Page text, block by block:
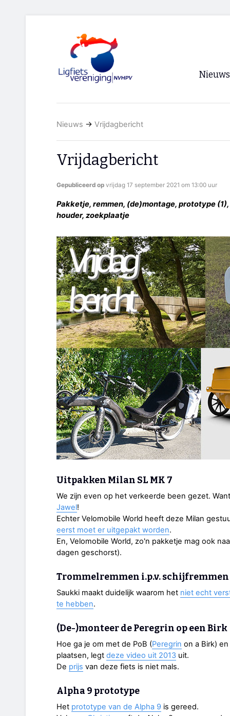
Nieuws
Nieuws → Vrijdagbericht
Vrijdagbericht
Gepubliceerd op vrijdag 17 september 2021 om 13:00 uur
Pakketje, remmen, (de)montage, prototype
houder, zoekplaatje
Uitpakken Milan SL MK 7
We zijn even op het verkeerde been gezet.
Jawel!
Echter Velomobile World heeft deze Milan
eerst moet er uitgepakt worden.
En, Velomobile World, zo'n pakketje mag ook
dagen geschorst).
Trommelremmen i.p.v. schijfremmen
Saukki maakt duidelijk waarom het niet echt
te hebben.
(De-)monteer de Peregrin op een Birk
Hoe ga je om met de PoB (Peregrin on a Birk)
plaatsen, legt deze video uit 2013 uit.
De prijs van deze fiets is niet mals.
Alpha 9 prototype
Het prototype van de Alpha 9 is gereed.